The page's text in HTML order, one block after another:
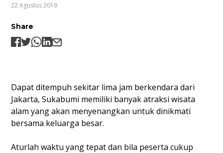
22 Agustus 2019
Share
Dapat ditempuh sekitar lima jam berkendara dari
Jakarta, Sukabumi memiliki banyak atraksi wisata
alam yang akan menyenangkan untuk dinikmati
bersama keluarga besar.
Aturlah waktu yang tepat dan bila peserta cukup